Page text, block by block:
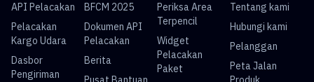
API Pelacakan
Pelacakan
Kargo Udara
Dasbor
Pengiriman
BFCM 2025
Dokumen API
Pelacakan
Berita
Periksa Area
Terpencil
Widget
Pelacakan
Paket
Tentang kami
Hubungi kami
Pelanggan
Peta Jalan